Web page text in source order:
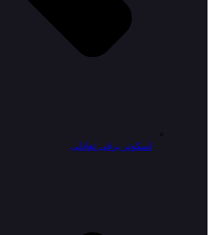
اسکوتر برقی تعادلی